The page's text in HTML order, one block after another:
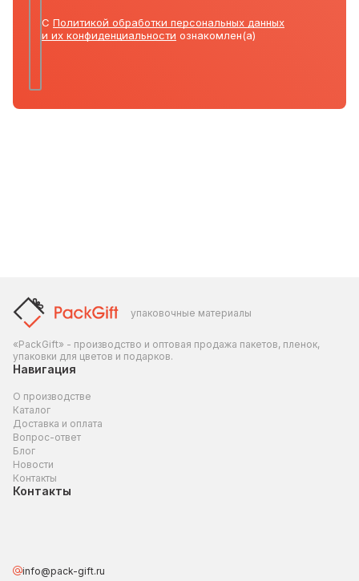
С Политикой обработки персональных данных
и их конфиденциальности ознакомлен(а)
упаковочные материалы
«PackGift» - производство и оптовая продажа пакетов, пленок,
упаковки для цветов и подарков.
Навигация
О производстве
Каталог
Доставка и оплата
Вопрос-ответ
Блог
Новости
Контакты
Контакты
info@pack-gift.ru